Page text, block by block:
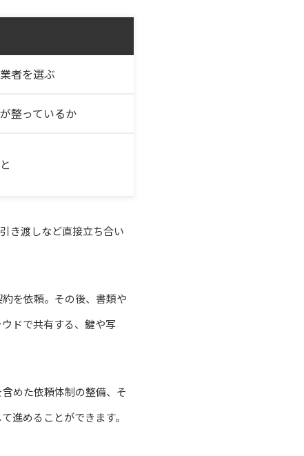
者を選ぶ
整っているか
き渡しなど直接立ち合い
を依頼。その後、書類や
ドで共有する、鍵や写
めた依頼体制の整備、そ
進めることができます。